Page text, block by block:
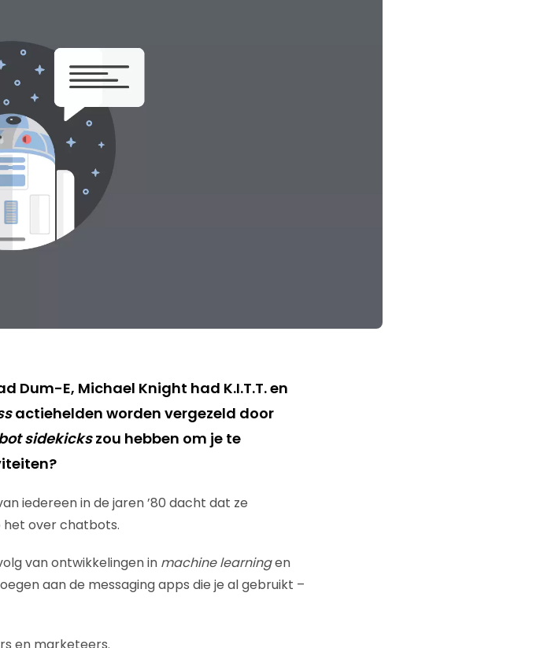
Dum-E, Michael Knight had K.I.T.T. en
actiehelden worden vergezeld door
sidekickszou hebben om je te
iedereen in de jaren ’80 dacht dat ze
het over chatbots.
van ontwikkelingen inmachine learningen
aan de messaging apps die je al gebruikt –
en marketeers.